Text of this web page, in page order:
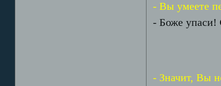
- Вы умеете
- Боже
- Значит, Вы